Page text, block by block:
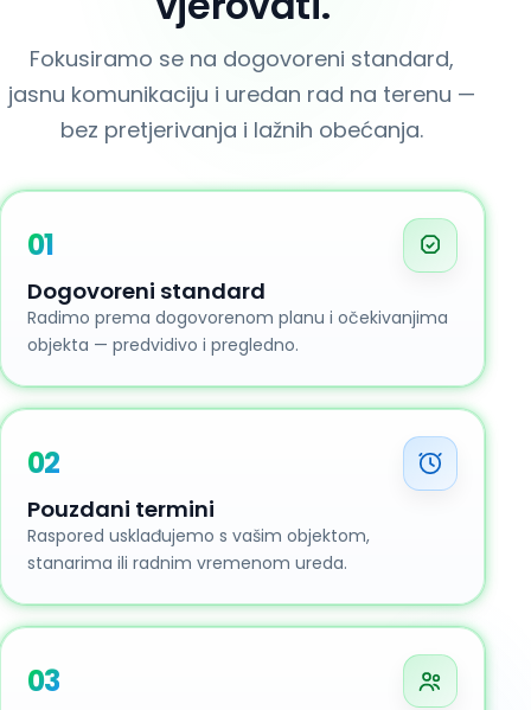
Fokusiramo se na dogovoreni standard,
jasnu komunikaciju i uredan rad na terenu —
bez pretjerivanja i lažnih obećanja.
01
Dogovoreni standard
Radimo prema dogovorenom planu i očekivanjima
objekta — predvidivo i pregledno.
02
Pouzdani termini
Raspored usklađujemo s vašim objektom,
stanarima ili radnim vremenom ureda.
03